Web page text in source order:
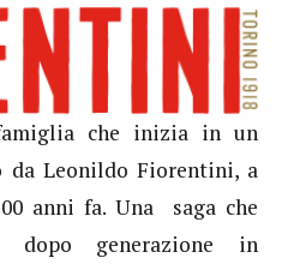
che inizia in un
da Leonildo Fiorentini, a
anni fa. Una saga che
dopo generazione in